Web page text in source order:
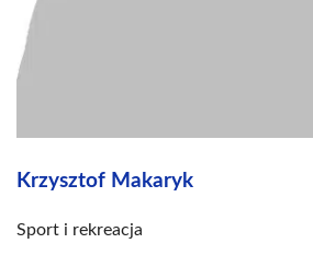
Krzysztof Makaryk
Sport i rekreacja